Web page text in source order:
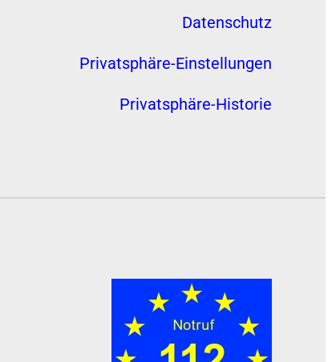
Datenschutz
Privatsphäre-Einstellungen
Privatsphäre-Historie